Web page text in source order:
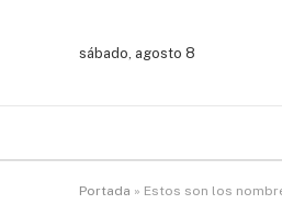
sábado, agosto 8
Portada » Estos son los